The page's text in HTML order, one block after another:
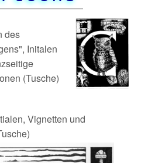
des
Initalen
(Tusche)
Vignetten und